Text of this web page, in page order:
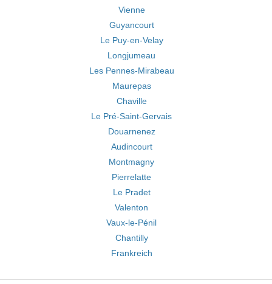
Vienne
Guyancourt
Le Puy-en-Velay
Longjumeau
Les Pennes-Mirabeau
Maurepas
Chaville
Le Pré-Saint-Gervais
Douarnenez
Audincourt
Montmagny
Pierrelatte
Le Pradet
Valenton
Vaux-le-Pénil
Chantilly
Frankreich